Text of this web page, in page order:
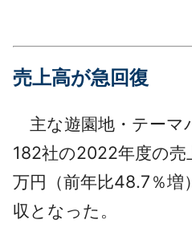
売上高が急回復
主な遊園地・テーマ
182社の2022年度の売
万円（前年比48.7％増
収となった。